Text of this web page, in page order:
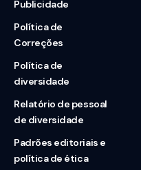
Publicidade
Política de
Correções
Política de
diversidade
Relatório de pessoal
de diversidade
Padrões editoriais e
política de ética